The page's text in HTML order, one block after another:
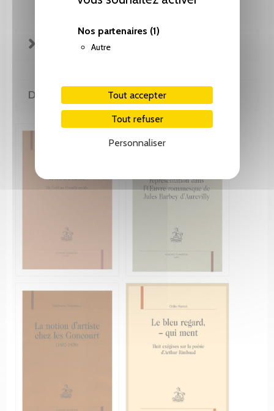
Nos partenaires (1)
Autre
Tout accepter
Tout refuser
Personnaliser
FICHE TECHNIQUE
DE LA MÊME COLLECTION